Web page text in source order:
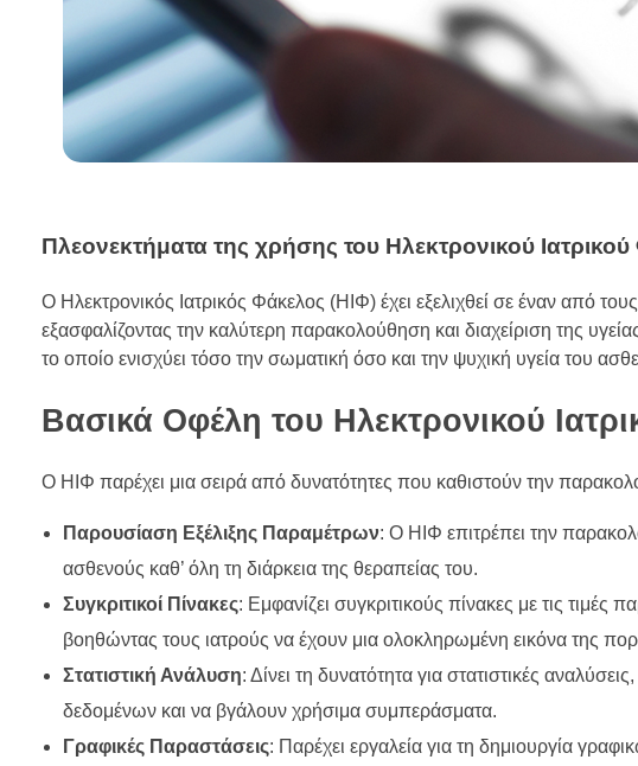
Πλεονεκτήματα της χρήσης του Ηλεκτρονικού
Ο Ηλεκτρονικός Ιατρικός Φάκελος (ΗΙΦ) έχει εξελιχθεί σε έναν από
εξασφαλίζοντας την καλύτερη παρακολούθηση και διαχείριση της
το οποίο ενισχύει τόσο την σωματική όσο και την ψυχική υγεία του
Βασικά Οφέλη του Ηλεκτρονικού
Ο ΗΙΦ παρέχει μια σειρά από δυνατότητες που καθιστούν την
Παρουσίαση Εξέλιξης Παραμέτρων: Ο ΗΙΦ επιτρέπει την
ασθενούς καθ’ όλη τη διάρκεια της θεραπείας του.
Συγκριτικοί Πίνακες: Εμφανίζει συγκριτικούς πίνακες με τις
βοηθώντας τους ιατρούς να έχουν μια ολοκληρωμένη εικόνα της
Στατιστική Ανάλυση: Δίνει τη δυνατότητα για στατιστικές
δεδομένων και να βγάλουν χρήσιμα συμπεράσματα.
Γραφικές Παραστάσεις: Παρέχει εργαλεία για τη δημιουργία